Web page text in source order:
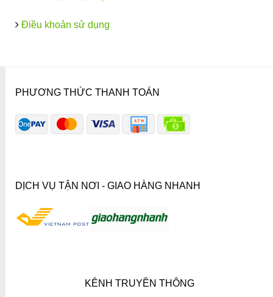
Điều khoản sử dụng
PHƯƠNG THỨC THANH TOÁN
DỊCH VỤ TẬN NƠI - GIAO HÀNG NHANH
KÊNH TRUYỀN THÔNG